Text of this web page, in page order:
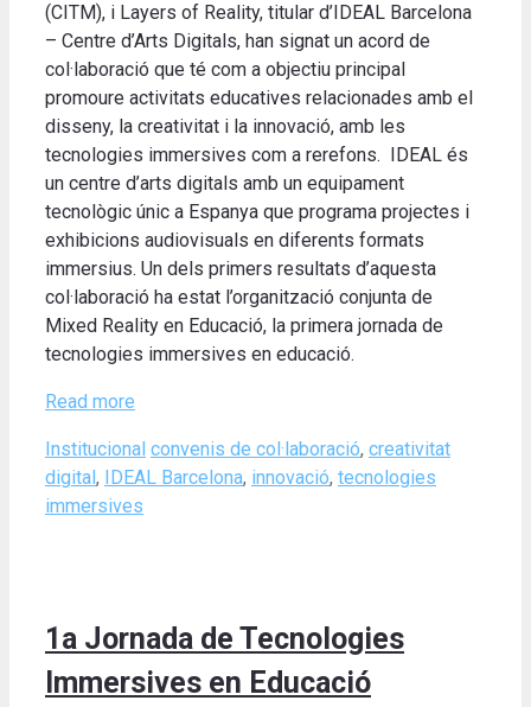
(CITM), i Layers of Reality, titular d’IDEAL Barcelona
– Centre d’Arts Digitals, han signat un acord de
col·laboració que té com a objectiu principal
promoure activitats educatives relacionades amb el
disseny, la creativitat i la innovació, amb les
tecnologies immersives com a rerefons. IDEAL és
un centre d’arts digitals amb un equipament
tecnològic únic a Espanya que programa projectes i
exhibicions audiovisuals en diferents formats
immersius. Un dels primers resultats d’aquesta
col·laboració ha estat l’organització conjunta de
Mixed Reality en Educació, la primera jornada de
tecnologies immersives en educació.
Read more
Categories
Institucional Tags
convenis de col·laboració, creativitat
digital , IDEAL Barcelona, innovació, tecnologies
immersives
1a Jornada de Tecnologies
Immersives en Educació